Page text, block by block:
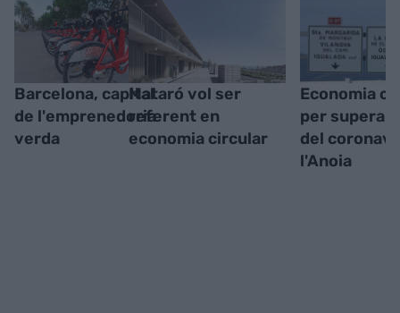
Barcelona, capital
de l'emprenedoria
verda
Mataró vol ser
referent en
economia circular
Economia
per superar
del
l'Anoia